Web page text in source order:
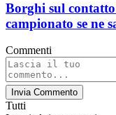
Borghi sul
campionato se ne
Commenti
Invia Commento
Tutti